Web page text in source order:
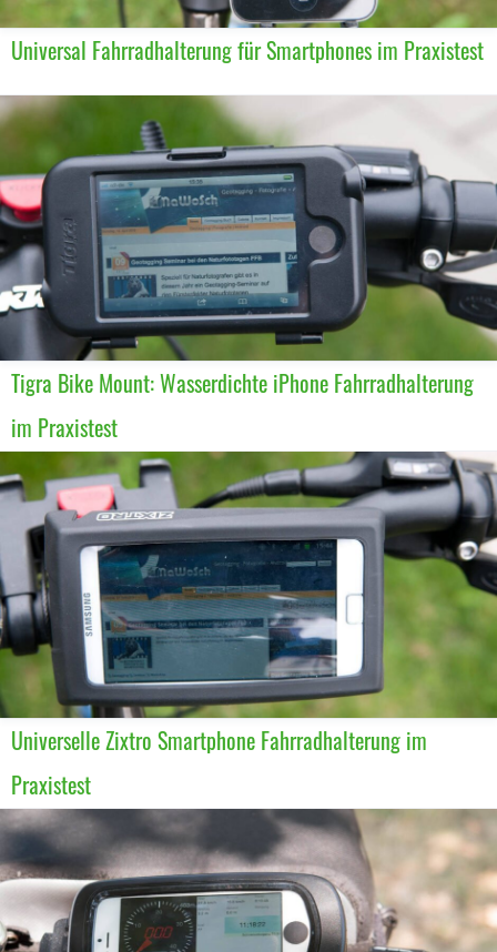
Universal Fahrradhalterung für Smartphones im Praxistest
Tigra Bike Mount: Wasserdichte iPhone Fahrradhalterung
im Praxistest
Universelle Zixtro Smartphone Fahrradhalterung im
Praxistest